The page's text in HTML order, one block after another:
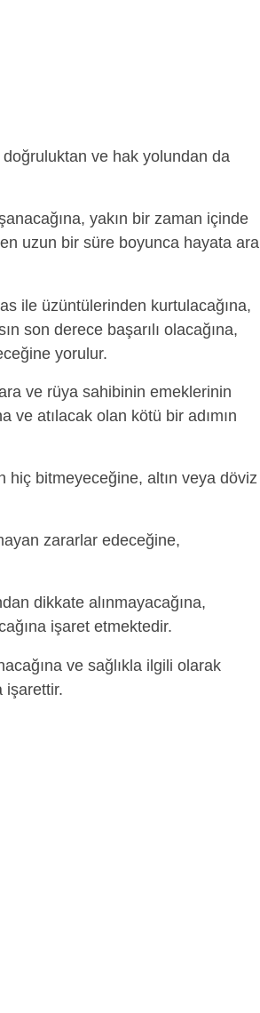
doğruluktan ve hak yolundan da
yakın bir zaman içinde
uzun bir süre boyunca hayata ara
ile üzüntülerinden kurtulacağına,
son derece başarılı olacağına,
yorulur.
ve rüya sahibinin emeklerinin
ve atılacak olan kötü bir adımın
bitmeyeceğine, altın veya döviz
zararlar edeceğine,
dikkate alınmayacağına,
işaret etmektedir.
ve sağlıkla ilgili olarak
işarettir.